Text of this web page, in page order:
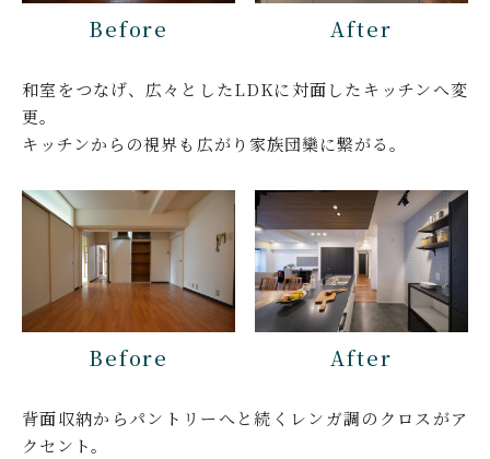
Before After
和室をつなげ、広々としたLDKに対面したキッチンへ変
更。
キッチンからの視界も広がり家族団欒に繋がる。
Before After
背面収納からパントリーへと続くレンガ調のクロスがア
クセント。